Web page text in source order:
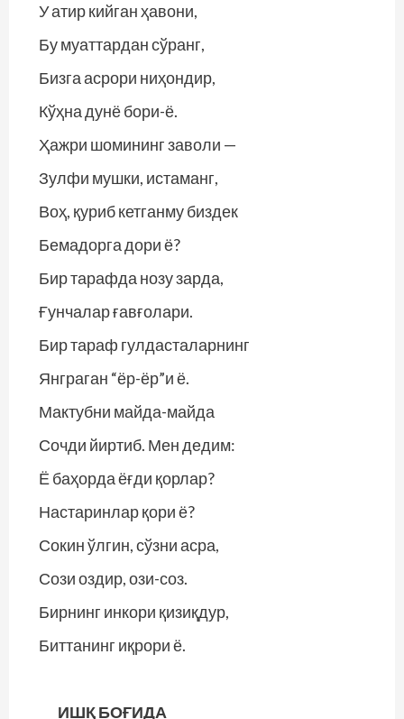
У атир кийган ҳавони,
Бу муаттардан сўранг,
Бизга асрори ниҳондир,
Кўҳна дунё бори-ё.
Ҳажри шомининг заволи —
Зулфи мушки, истаманг,
Воҳ, қуриб кетганму биздек
Бемадорга дори ё?
Бир тарафда нозу зарда,
Ғунчалар ғавғолари.
Бир тараф гулдасталарнинг
Янграган “ёр-ёр”и ё.
Мактубни майда-майда
Сочди йиртиб. Мен дедим:
Ё баҳорда ёғди қорлар?
Настаринлар қори ё?
Сокин ўлгин, сўзни асра,
Сози оздир, ози-соз.
Бирнинг инкори қизиқдур,
Биттанинг иқрори ё.
ИШҚ БОҒИДА